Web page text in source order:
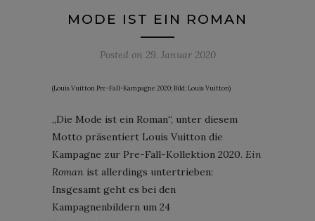
MODE IST EIN ROMAN
Posted on 29. Januar 2020
(Louis Vuitton Pre-Fall-Kampagne 2020; Bild: Louis Vuitton)
„Die Mode ist ein Roman“, unter diesem
Motto präsentiert Louis Vuitton die
Kampagne zur Pre-Fall-Kollektion 2020. Ein
Roman ist allerdings untertrieben:
Insgesamt geht es bei den
Kampagnenbildern um 24